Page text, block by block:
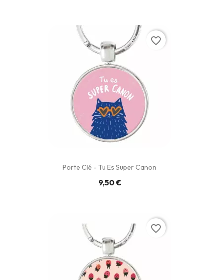
Porte Clé - Tu Es Super Canon
9,50 €
favorite_border
favorite_border